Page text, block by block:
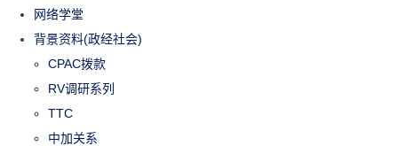
网络学堂
背景资料(政经社会)
CPAC拨款
RV调研系列
TTC
中加关系